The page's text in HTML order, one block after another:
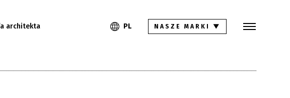
PL
architekta PL NASZE MARKI ▼
Inspiracje